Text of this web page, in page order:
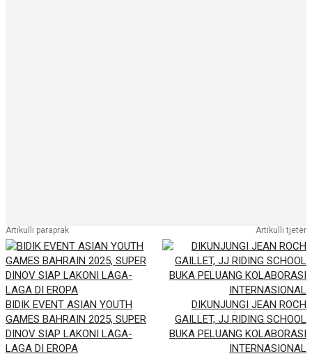
Artikulli paraprak
BIDIK EVENT ASIAN YOUTH
GAMES BAHRAIN 2025, SUPER
DINOV SIAP LAKONI LAGA-
LAGA DI EROPA
Artikulli tjetër
DIKUNJUNGI JEAN ROCH
GAILLET, JJ RIDING SCHOOL
BUKA PELUANG KOLABORASI
INTERNASIONAL